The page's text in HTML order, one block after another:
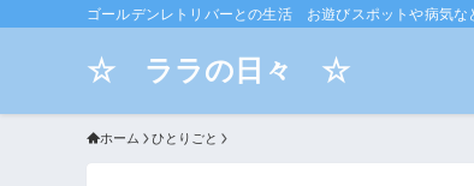
ゴールデンレトリバーとの生活 お遊びスポットや病気な
☆ ララの日々 ☆
ホーム ひとりごと